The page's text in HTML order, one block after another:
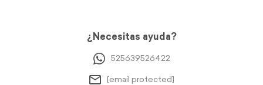
¿Necesitas ayuda?
525639526422
[email protected]